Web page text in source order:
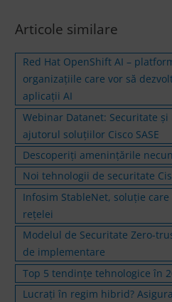
Articole similare
Red Hat OpenShift AI –
organizațiile care vor să
aplicații AI
Webinar Datanet: Securitate
ajutorul soluțiilor Cisco SASE
Descoperiți amenințările
Noi tehnologii de securitate
Infosim StableNet, soluţie
reţelei
Modelul de Securitate Zero-
de implementare
Top 5 tendințe tehnologice în
Lucrați în regim hibrid?